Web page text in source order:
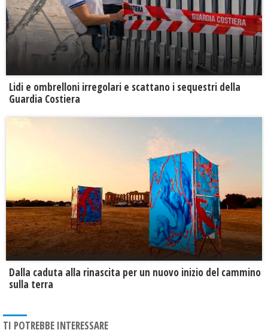
Lidi e ombrelloni irregolari e scattano i sequestri della
Guardia Costiera
Dalla caduta alla rinascita per un nuovo inizio del cammino
sulla terra
TI POTREBBE INTERESSARE